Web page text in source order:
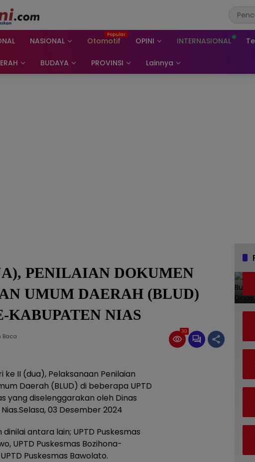
NASIONAL Otomotif OPINI INTERNASIONAL
BUDAYA PROVINSI Lainnya
PENILAIAN DOKUMEN
UMUM DAERAH (BLUD)
KABUPATEN NIAS
Baca
30
II (dua), Pelaksanaan Penilaian
Daerah (BLUD) di beberapa UPTD
yang diselenggarakan oleh Dinas
03 Desember 2024
antara lain; UPTD Puskesmas
UPTD Puskesmas Bozihona-
Puskesmas Bawolato.